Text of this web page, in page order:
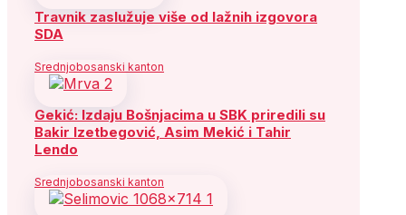
Travnik zaslužuje više od lažnih izgovora
SDA
Srednjobosanski kanton
Gekić: Izdaju Bošnjacima u SBK priredili su
Bakir Izetbegović, Asim Mekić i Tahir
Lendo
Srednjobosanski kanton